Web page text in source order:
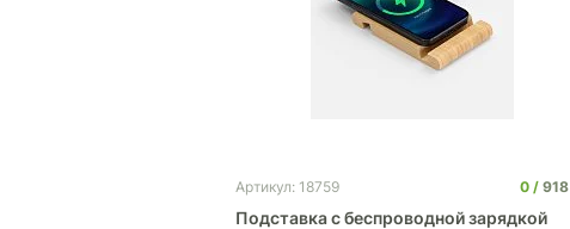
Артикул: 18759 0 918
Подставка с беспроводной зарядкой